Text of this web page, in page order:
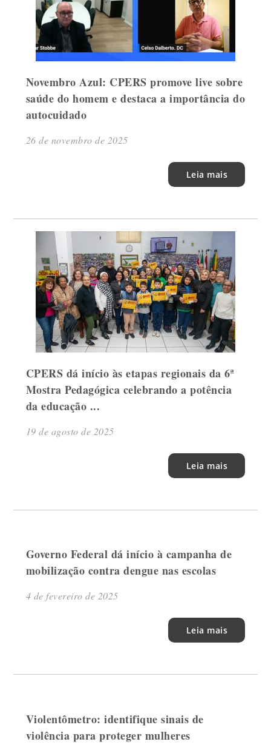
Novembro Azul: CPERS promove live sobre
saúde do homem e destaca a importância do
autocuidado
26 de novembro de 2025
Leia mais
CPERS dá início às etapas regionais da 6ª
Mostra Pedagógica celebrando a potência
da educação ...
19 de agosto de 2025
Leia mais
Governo Federal dá início à campanha de
mobilização contra dengue nas escolas
4 de fevereiro de 2025
Leia mais
Violentômetro: identifique sinais de
violência para proteger mulheres